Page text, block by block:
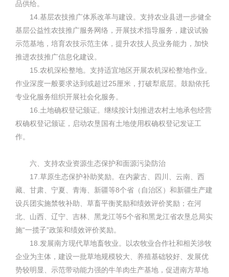
品供给。
14.基层农技推广体系改革与建设。支持农业县进一步健全
基层公益性农技推广服务网络，开展技术指导服务，建设试验
示范基地，培育农技示范主体，提升农技人员业务能力，加快
推进农技推广信息化建设。
15.农机深松整地。支持适宜地区开展农机深松整地作业。
作业深度一般要求达到或超过25厘米，打破犁底层。鼓励依托
专业化服务组织开展社会化服务。
16.土地确权登记颁证。继续按计划推进农村土地承包经营
权确权登记颁证，启动农垦国有土地使用权确权登记发证工
作。
六、支持农业资源生态保护和面源污染防治
17.草原生态保护补助奖励。在内蒙古、四川、云南、西
藏、甘肃、宁夏、青海、新疆等8个省（自治区）和新疆生产建
设兵团实施禁牧补助、草畜平衡奖励和绩效评价奖励；在河
北、山西、辽宁、吉林、黑龙江等5个省和黑龙江省农垦总局实
施“一揽子”政策和绩效评价奖励。
18.发展南方现代草地畜牧业。以农牧业合作社和相关涉牧
企业为主体，建设一批草地规模较大、养殖基础较好、发展优
势较明显、示范带动能力强的牛羊肉生产基地，促进南方草地